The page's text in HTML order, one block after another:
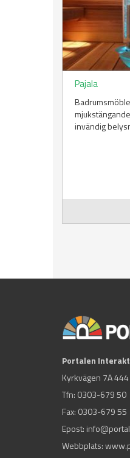
Pajala
invändig
Portalen
Kyrkvägen 7A 444
Tfn: 0303-679 50
Fax: 0303-679 55
Epost:
Webbplats: